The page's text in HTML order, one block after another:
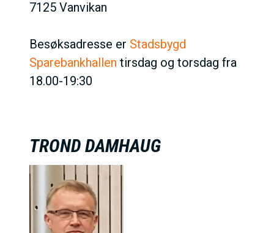
7125 Vanvikan
Besøksadresse er Stadsbygd
Sparebankhallen tirsdag og torsdag fra
18.00-19:30
TROND DAMHAUG